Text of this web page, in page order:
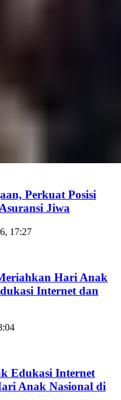
Perkuat Posisi
Jiwa
17:27
Hari Anak
Internet dan
Edukasi Internet
Anak Nasional di